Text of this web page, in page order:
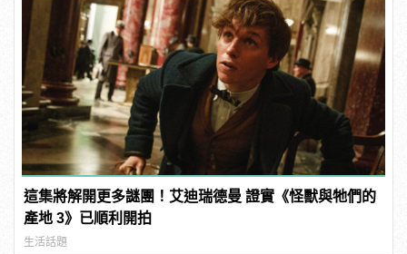
這集將解開更多謎團！艾迪瑞德曼 證實《怪獸與牠們的
產地 3》已順利開拍
生活話題